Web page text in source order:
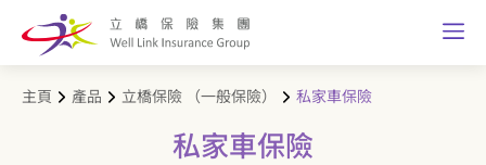
主頁 產品 立橋保險 （一般保險） 私家車保險
私家車保險